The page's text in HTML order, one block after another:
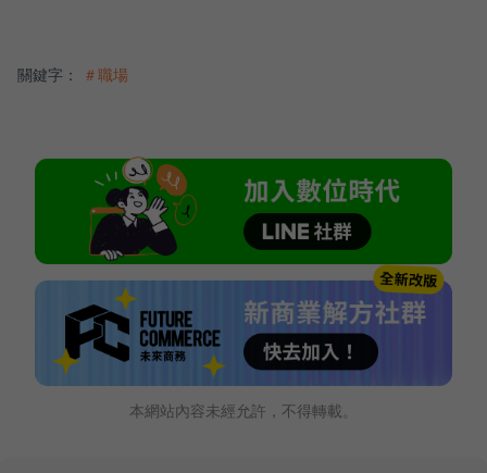
關鍵字： ＃職場
本網站內容未經允許，不得轉載。